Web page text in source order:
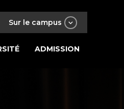
Sur le campus
ADMISSION